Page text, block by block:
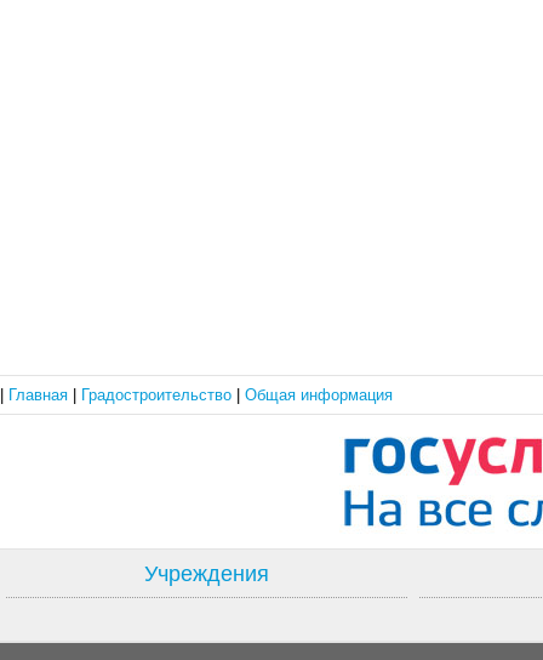
Главная Градостроительство Общая информация
Учреждения